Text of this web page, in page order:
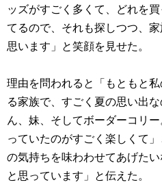
ッズがすごく多くて、どれを
てるので、それも探しつつ、
思います」と笑顔を見せた。
理由を問われると「もともと
る家族で、すごく夏の思い出
ん、妹、そしてボーダーコリ
っていたのがすごく楽しくて
の気持ちを味わわせてあげた
と思っています」と伝えた。